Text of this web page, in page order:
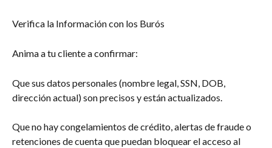
Verifica la Información con los Burós
Anima a tu cliente a confirmar:
Que sus datos personales (nombre legal, SSN, DOB,
dirección actual) son precisos y están actualizados.
Que no hay congelamientos de crédito, alertas de fraude o
retenciones de cuenta que puedan bloquear el acceso al